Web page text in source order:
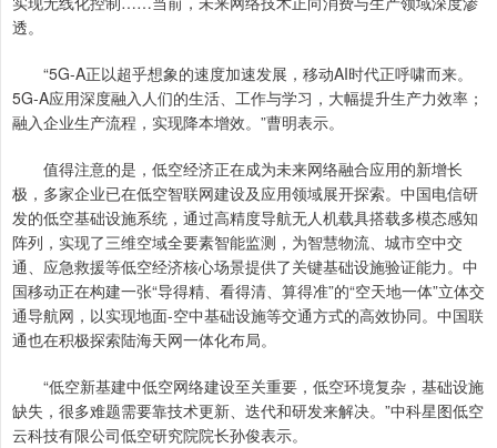
透。
“5G-A正以超乎想象的速度加速发展，移动AI时代正呼啸而来。
5G-A应用深度融入人们的生活、工作与学习，大幅提升生产力效率；
融入企业生产流程，实现降本增效。”曹明表示。
值得注意的是，低空经济正在成为未来网络融合应用的新增长
极，多家企业已在低空智联网建设及应用领域展开探索。中国电信研
发的低空基础设施系统，通过高精度导航无人机载具搭载多模态感知
阵列，实现了三维空域全要素智能监测，为智慧物流、城市空中交
通、应急救援等低空经济核心场景提供了关键基础设施验证能力。中
国移动正在构建一张“导得精、看得清、算得准”的“空天地一体”立体交
通导航网，以实现地面-空中基础设施等交通方式的高效协同。中国联
通也在积极探索陆海天网一体化布局。
“低空新基建中低空网络建设至关重要，低空环境复杂，基础设施
缺失，很多难题需要靠技术更新、迭代和研发来解决。”中科星图低空
云科技有限公司低空研究院院长孙俊表示。